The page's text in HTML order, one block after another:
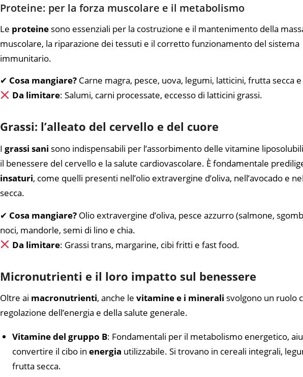
Proteine: per la forza muscolare e il metabolismo
Le proteine sono essenziali per la costruzione e il mantenimento della
muscolare, la riparazione dei tessuti e il corretto funzionamento del sistema
immunitario.
✔ Cosa mangiare? Carne magra, pesce, uova, legumi, latticini, frutta secca
Da limitare: Salumi, carni processate, eccesso di latticini grassi.
Grassi: l’alleato del cervello e del cuore
I grassi sani sono indispensabili per l’assorbimento delle vitamine liposolubili
il benessere del cervello e la salute cardiovascolare. È fondamentale
insaturi, come quelli presenti nell’olio extravergine d’oliva, nell’avocado e
secca.
✔ Cosa mangiare? Olio extravergine d’oliva, pesce azzurro (salmone,
noci, mandorle, semi di lino e chia.
Da limitare: Grassi trans, margarine, cibi fritti e fast food.
Micronutrienti e il loro impatto sul benessere
Oltre ai macronutrienti, anche le vitamine e i minerali svolgono un ruolo
regolazione dell’energia e della salute generale.
Vitamine del gruppo B: Fondamentali per il metabolismo energetico,
convertire il cibo inenergia utilizzabile. Si trovano in cereali integrali,
frutta secca.